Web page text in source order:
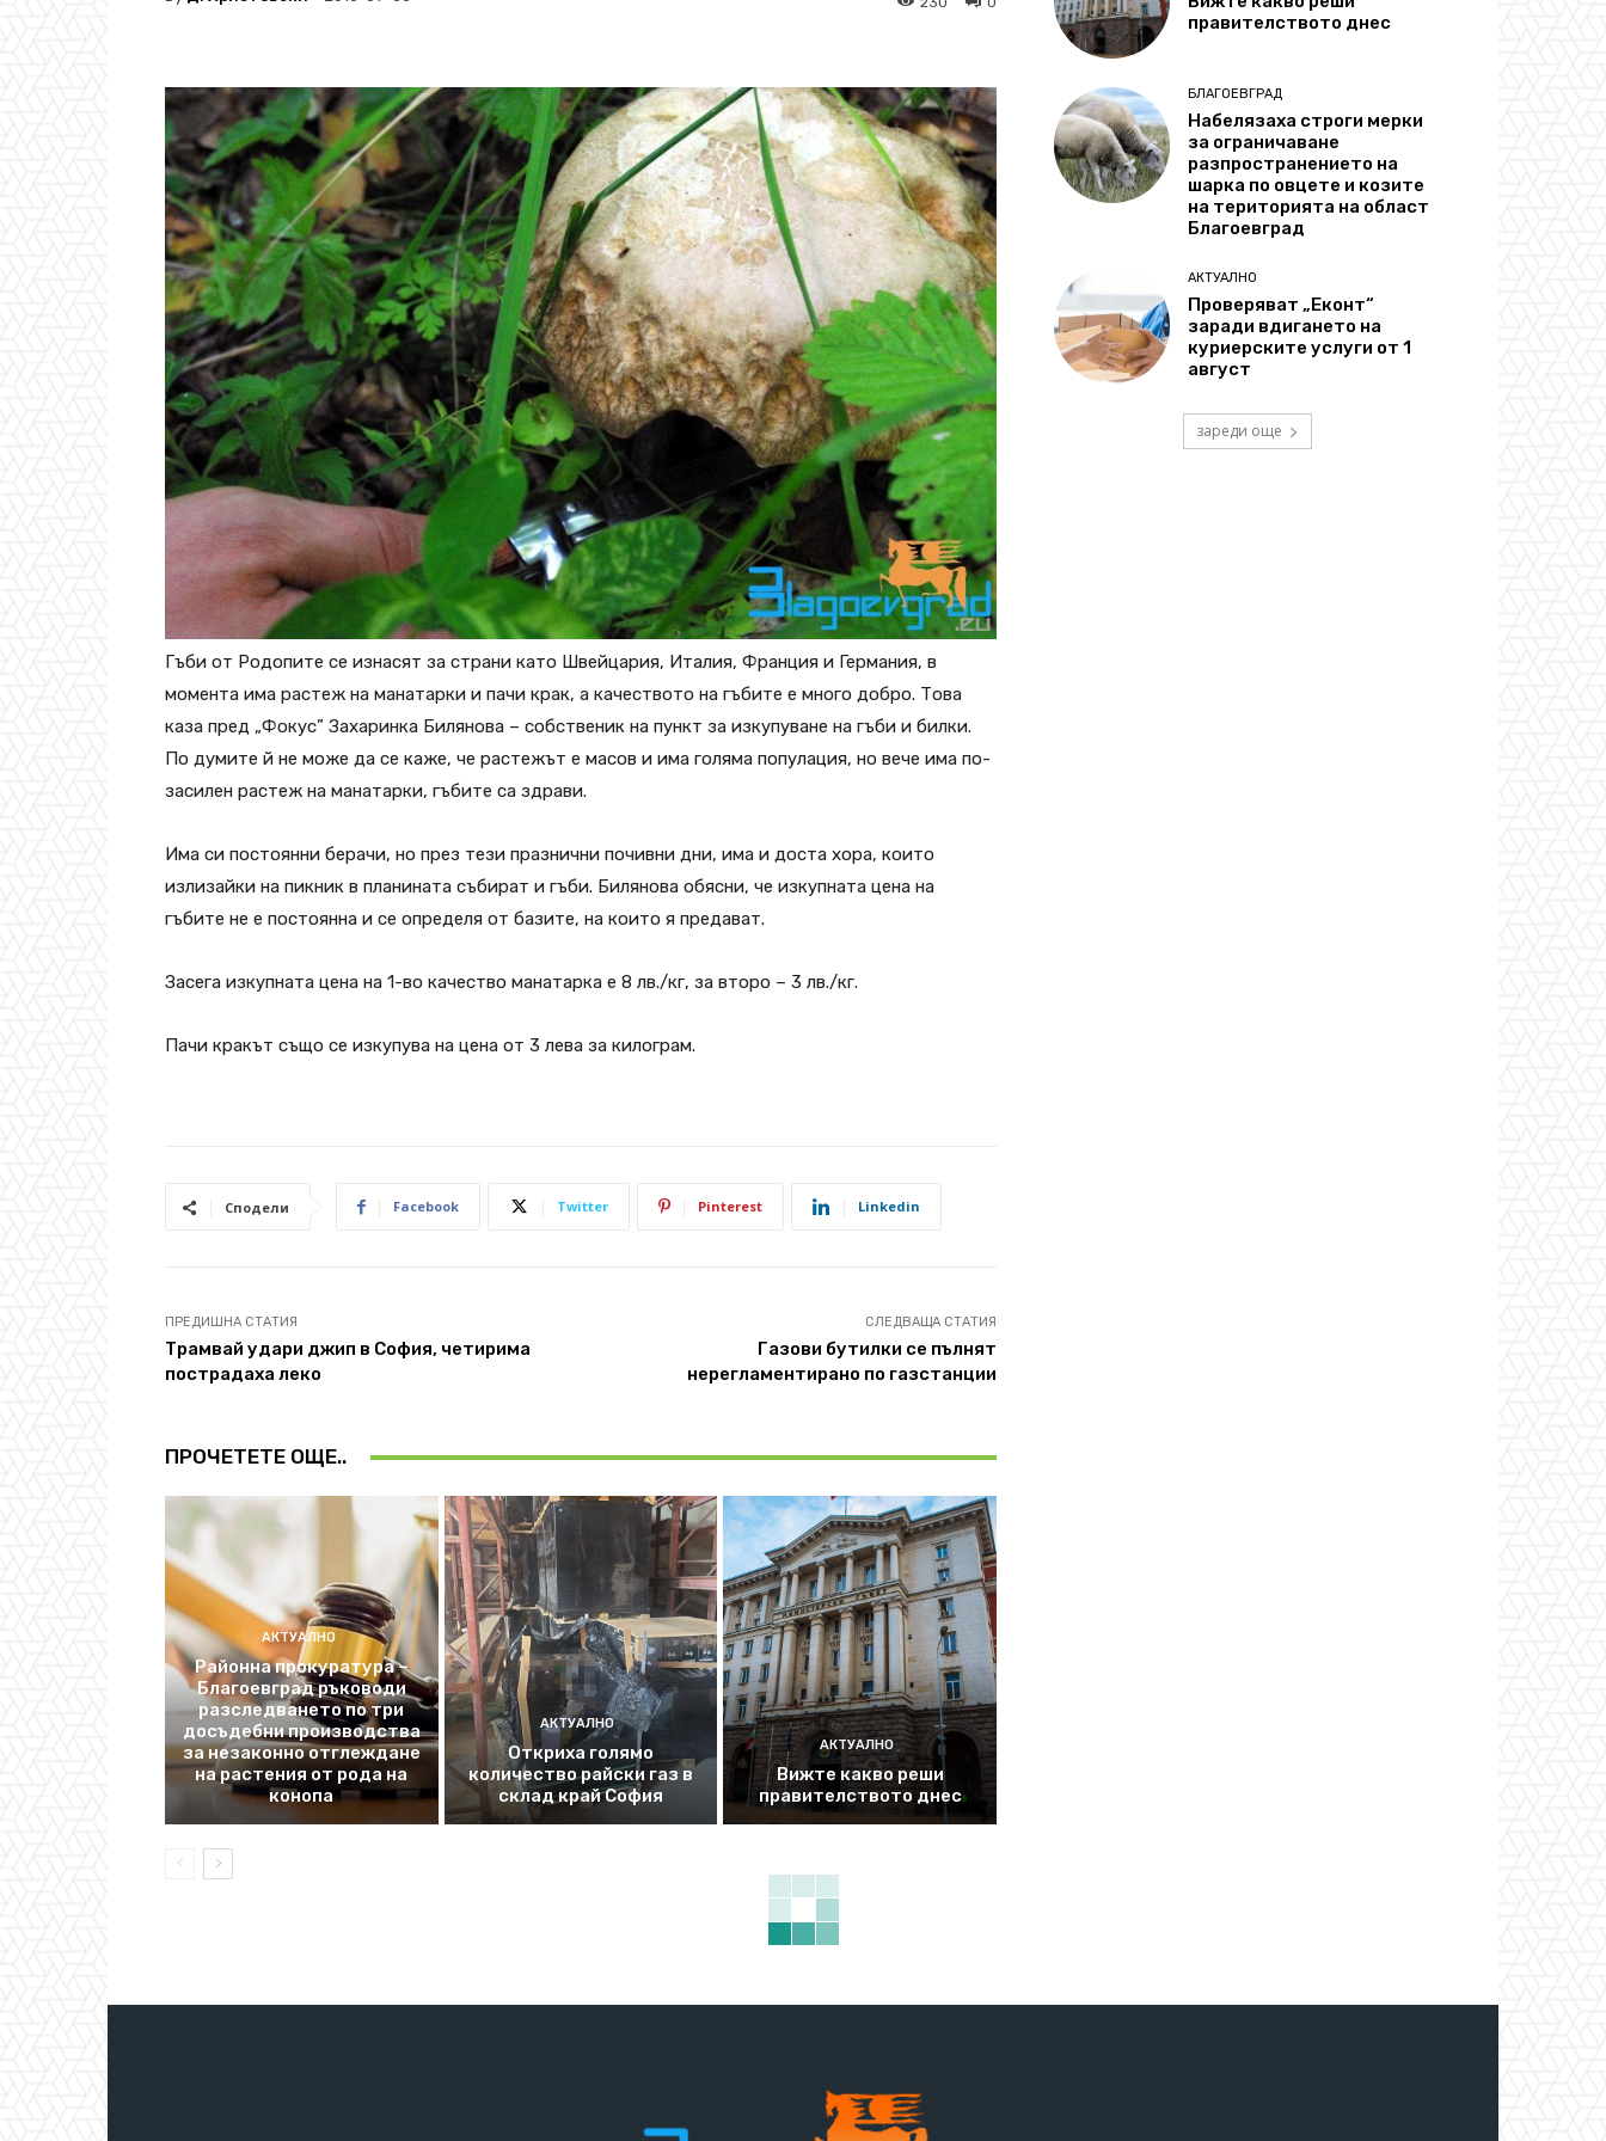
Гъби от Родопите се изнасят за страни като Швейцария, Италия, Франция и Германия, в
момента има растеж на манатарки и пачи крак, а качеството на гъбите е много добро. Това
каза пред „Фокус” Захаринка Билянова – собственик на пункт за изкупуване на гъби и билки.
По думите й не може да се каже, че растежът е масов и има голяма популация, но вече има по-
засилен растеж на манатарки, гъбите са здрави.
Има си постоянни берачи, но през тези празнични почивни дни, има и доста хора, които
излизайки на пикник в планината събират и гъби. Билянова обясни, че изкупната цена на
гъбите не е постоянна и се определя от базите, на които я предават.
Засега изкупната цена на 1-во качество манатарка е 8 лв./кг, за второ – 3 лв./кг.
Пачи кракът също се изкупува на цена от 3 лева за килограм.
Сподели Facebook Twitter Pinterest Linkedin
ПРЕДИШНА СТАТИЯ
Трамвай удари джип в София, четирима
пострадаха леко
СЛЕДВАЩА СТАТИЯ
Газови бутилки се пълнят
нерегламентирано по газстанции
ПРОЧЕТЕТЕ ОЩЕ..
АКТУАЛНО
Районна прокуратура –
Благоевград ръководи
разследването по три
досъдебни производства
за незаконно отглеждане
на растения от рода на
конопа
АКТУАЛНО
Откриха голямо
количество райски газ в
склад край София
АКТУАЛНО
Вижте какво реши
правителството днес
правителството днес
БЛАГОЕВГРАД
Набелязаха строги мерки
за ограничаване
разпространението на
шарка по овцете и козите
на територията на област
Благоевград
АКТУАЛНО
Проверяват „Еконт“
заради вдигането на
куриерските услуги от 1
август
зареди още